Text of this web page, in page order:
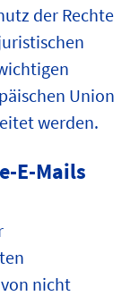
der Rechte
Union
werden.
E-Mails
nicht